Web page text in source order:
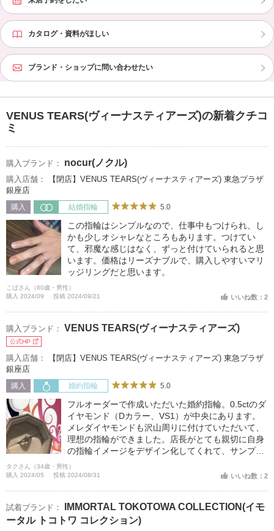
カタログ・資料がほしい
ブランド・ショップに問い合わせたい
VENUS TEARS(ヴィーナスティアーズ)の新着クチコ
ミ
購入ブランド： nocur(ノクル)
購入店舗：
【閉店】VENUS TEARS(ヴィーナスティアーズ) 東急プラザ
銀座店
購入 結婚指輪 5.0
この指輪はシンプルなので、仕事中もつけられ、し
かも少しオシャレなところもあります。つけてい
て、邪魔な感じはなく、ずっと付けていられると思
います。価格はリーズナブルで、購入しやすいマリ
ッジリングだと思います。
こばさん（60歳・男性）
購入 2024/09
投稿 2024/09/21 いいね数：2
購入ブランド： VENUS TEARS(ヴィーナスティアーズ)
公式HP
購入店舗：
【閉店】VENUS TEARS(ヴィーナスティアーズ) 東急プラザ
銀座店
購入 婚約指輪 5.0
フルオーダーで作成いただいた婚約指輪。0.5ctのダ
イヤモンド（Dカラー、VS1）が中央にあります。
メレダイヤモンドも沢山周りに付けていただいて、
理想の指輪ができました。店長がとても親切に自身
の指輪イメージをデザイン化してくれて、サンプル
の作成までスムーズに行っていただけました。価格
帯も予算の60万円以内でとても満足しました。
タクさん（34歳・男性）
購入 2024/05
投稿 2024/08/31 いいね数：2
試着ブランド：
IMMORTAL TOKOTOWA COLLECTION(イモ
ータル トコトワ コレクション)